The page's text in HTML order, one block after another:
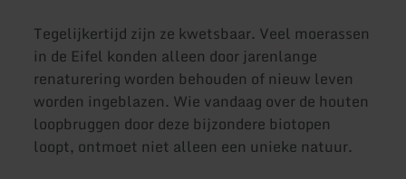
Tegelijkertijd zijn ze kwetsbaar. Veel moerassen
in de Eifel konden alleen door jarenlange
renaturering worden behouden of nieuw leven
worden ingeblazen. Wie vandaag over de houten
loopbruggen door deze bijzondere biotopen
loopt, ontmoet niet alleen een unieke natuur.